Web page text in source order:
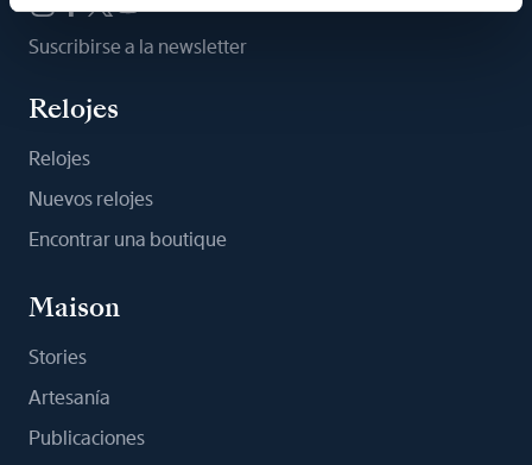
Suscribirse a la newsletter
Relojes
Relojes
Nuevos relojes
Encontrar una boutique
Maison
Stories
Artesanía
Publicaciones